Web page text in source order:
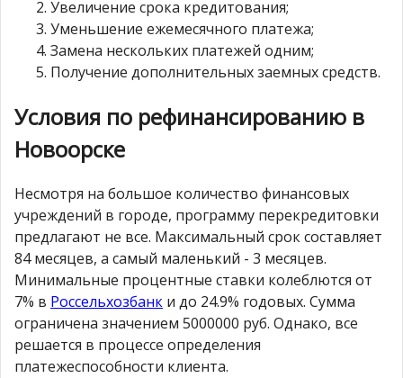
Увеличение срока кредитования;
Уменьшение ежемесячного платежа;
Замена нескольких платежей одним;
Получение дополнительных заемных средств.
Условия по рефинансированию в
Новоорске
Несмотря на большое количество финансовых
учреждений в городе, программу перекредитовки
предлагают не все. Максимальный срок составляет
84 месяцев, а самый маленький - 3 месяцев.
Минимальные процентные ставки колеблются от
7% в Россельхозбанк и до 24.9% годовых. Сумма
ограничена значением 5000000 руб. Однако, все
решается в процессе определения
платежеспособности клиента.